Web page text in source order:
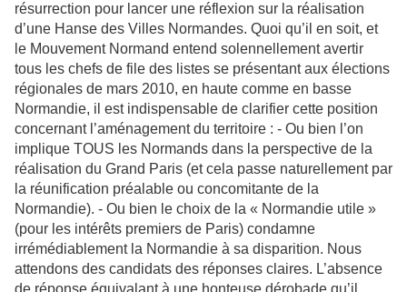
résurrection pour lancer une réflexion sur la réalisation
d’une Hanse des Villes Normandes. Quoi qu’il en soit, et
le Mouvement Normand entend solennellement avertir
tous les chefs de file des listes se présentant aux élections
régionales de mars 2010, en haute comme en basse
Normandie, il est indispensable de clarifier cette position
concernant l’aménagement du territoire : - Ou bien l’on
implique TOUS les Normands dans la perspective de la
réalisation du Grand Paris (et cela passe naturellement par
la réunification préalable ou concomitante de la
Normandie). - Ou bien le choix de la « Normandie utile »
(pour les intérêts premiers de Paris) condamne
irrémédiablement la Normandie à sa disparition. Nous
attendons des candidats des réponses claires. L’absence
de réponse équivalant à une honteuse dérobade qu’il